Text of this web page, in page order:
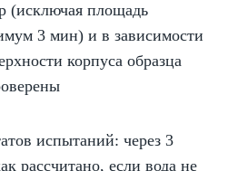
(исключая площадь
3 мин) и в зависимости
корпуса образца
испытаний: через 3
рассчитано, если вода не